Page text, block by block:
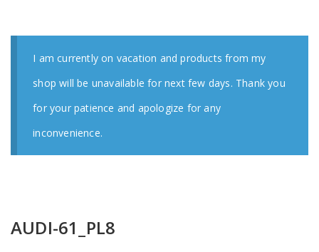
I am currently on vacation and products from my
shop will be unavailable for next few days. Thank you
for your patience and apologize for any
inconvenience.
AUDI-61_PL8